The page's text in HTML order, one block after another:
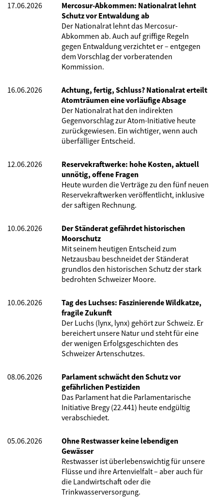
17.06.2026
Mercosur-Abkommen: Nationalrat lehnt
Schutz vor Entwaldung ab
Der Nationalrat lehnt das Mercosur-
Abkommen ab. Auch auf griffige Regeln
gegen Entwaldung verzichtet er – entgegen
dem Vorschlag der vorberatenden
Kommission.
16.06.2026
Achtung, fertig, Schluss? Nationalrat erteilt
Atomträumen eine vorläufige Absage
Der Nationalrat hat den indirekten
Gegenvorschlag zur Atom-Initiative heute
zurückgewiesen. Ein wichtiger, wenn auch
überfälliger Entscheid.
12.06.2026
Reservekraftwerke: hohe Kosten, aktuell
unnötig, offene Fragen
Heute wurden die Verträge zu den fünf neuen
Reservekraftwerken veröffentlicht, inklusive
der saftigen Rechnung.
10.06.2026
Der Ständerat gefährdet historischen
Moorschutz
Mit seinem heutigen Entscheid zum
Netzausbau beschneidet der Ständerat
grundlos den historischen Schutz der stark
bedrohten Schweizer Moore.
10.06.2026
Tag des Luchses: Faszinierende Wildkatze,
fragile Zukunft
Der Luchs (lynx, lynx) gehört zur Schweiz. Er
bereichert unsere Natur und steht für eine
der wenigen Erfolgsgeschichten des
Schweizer Artenschutzes.
08.06.2026
Parlament schwächt den Schutz vor
gefährlichen Pestiziden
Das Parlament hat die Parlamentarische
Initiative Bregy (22.441) heute endgültig
verabschiedet.
05.06.2026
Ohne Restwasser keine lebendigen
Gewässer
Restwasser ist überlebenswichtig für unsere
Flüsse und ihre Artenvielfalt – aber auch für
die Landwirtschaft oder die
Trinkwasserversorgung.